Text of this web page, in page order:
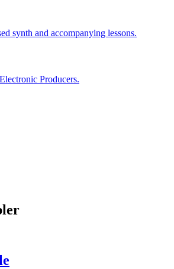
synth and accompanying lessons.
Producers.